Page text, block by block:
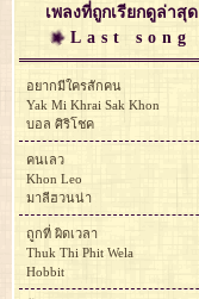
เพลงที่ถูกเรียกดูล่าสุด
Last song
อยากมีใครสักคน
Yak Mi Khrai Sak Khon
บอล ศิริโชค
คนเลว
Khon Leo
มาลีฮวนน่า
ถูกที่ ผิดเวลา
Thuk Thi Phit Wela
Hobbit